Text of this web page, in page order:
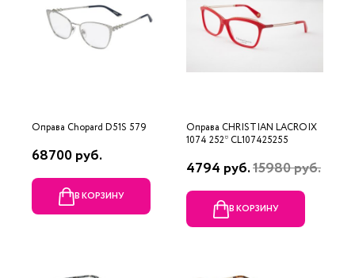
Оправа Chopard D51S 579
68700 руб.
В КОРЗИНУ
Оправа CHRISTIAN LACROIX
1074 252* CL107425255
4794 руб.15980 руб.
В КОРЗИНУ